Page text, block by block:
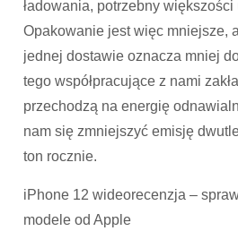
ładowania, potrzebny
Opakowanie jest więc mniejsze,
jednej dostawie oznacza mniej
tego współpracujące z nami
przechodzą na energię
nam się zmniejszyć emisję
ton rocznie.
iPhone 12 wideorecenzja –
modele od Apple